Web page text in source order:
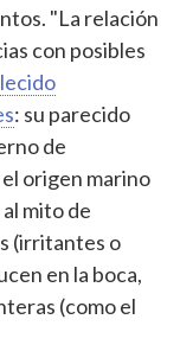
"La relación
con posibles
: su parecido
de
origen marino
mito de
(irritantes o
en la boca,
(como el